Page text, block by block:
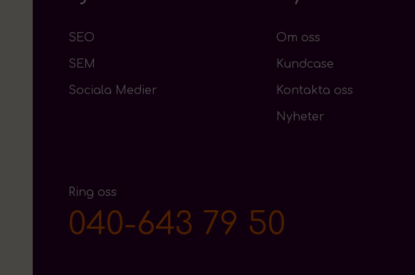
SEO
SEM
Sociala Medier
Om oss
Kundcase
Kontakta oss
Nyheter
Ring oss
040-643 79 50